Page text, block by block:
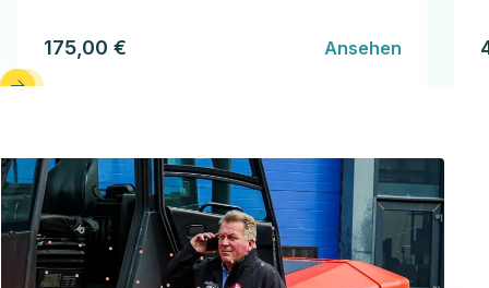
175,00 € Ansehen